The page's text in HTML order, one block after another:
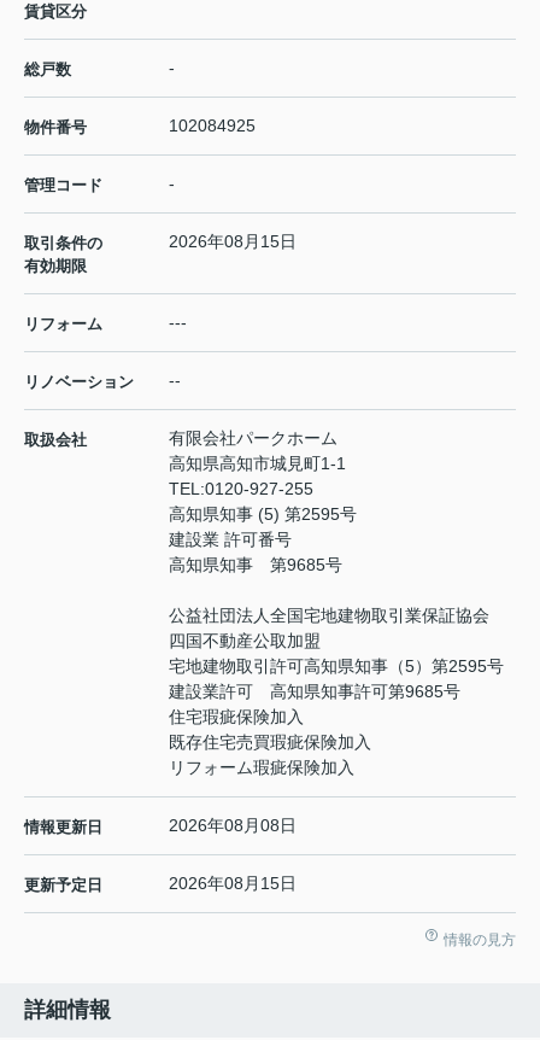
賃貸区分
総戸数 -
物件番号 102084925
管理コード -
取引条件の
有効期限
2026年08月15日
リフォーム ---
リノベーション --
取扱会社
有限会社パークホーム
高知県高知市城見町1-1
TEL:0120-927-255
高知県知事 (5) 第2595号
建設業 許可番号
高知県知事 第9685号
公益社団法人全国宅地建物取引業保証協会
四国不動産公取加盟
宅地建物取引許可高知県知事（5）第2595号
建設業許可 高知県知事許可第9685号
住宅瑕疵保険加入
既存住宅売買瑕疵保険加入
リフォーム瑕疵保険加入
情報更新日 2026年08月08日
更新予定日 2026年08月15日
情報の見方
詳細情報